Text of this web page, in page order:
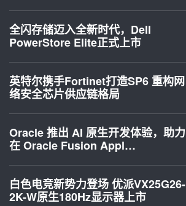
全闪存储迈入全新时代，Dell
PowerStore Elite正式上市
英特尔携手Fortinet打造SP6 重构网
络安全芯片供应链格局
Oracle 推出 AI 原生开发体验，助力
在 Oracle Fusion Appl…
白色电竞新势力登场 优派VX25G26-
2K-W原生180Hz显示器上市